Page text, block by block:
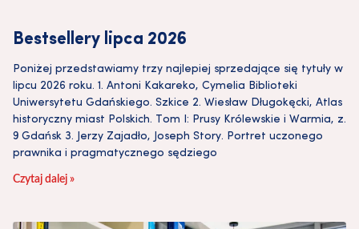
Bestsellery lipca 2026
Poniżej przedstawiamy trzy najlepiej sprzedające się tytuły w
lipcu 2026 roku. 1. Antoni Kakareko, Cymelia Biblioteki
Uniwersytetu Gdańskiego. Szkice 2. Wiesław Długokęcki, Atlas
historyczny miast Polskich. Tom I: Prusy Królewskie i Warmia, z.
9 Gdańsk 3. Jerzy Zajadło, Joseph Story. Portret uczonego
prawnika i pragmatycznego sędziego
Czytaj dalej »